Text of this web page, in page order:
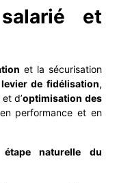
et
et la sécurisation
levier de fidélisation,
d’optimisation des
performance et en
étape naturelle du